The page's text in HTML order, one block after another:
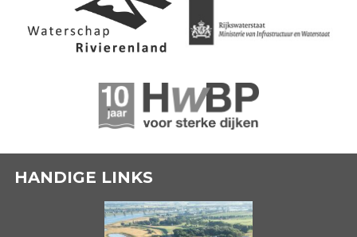
HANDIGE LINKS